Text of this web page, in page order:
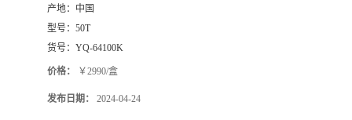
产地： 中国
型号： 50T
货号： YQ-64100K
价格： ￥2990/盒
发布日期： 2024-04-24